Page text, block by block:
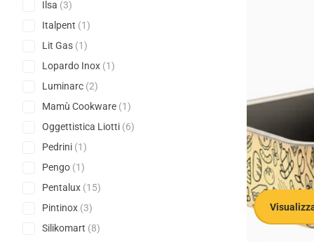
Ilsa (3)
Italpent (1)
Lit Gas (1)
Lopardo Inox (1)
Luminarc (2)
Mamù Cookware (1)
Oggettistica Liotti (6)
Pedrini (1)
Pengo (1)
Pentalux (15)
Pintinox (3)
Silikomart (8)